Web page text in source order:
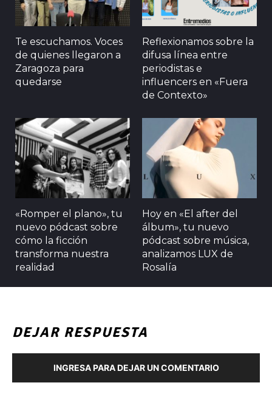
Te escuchamos. Voces
de quienes llegaron a
Zaragoza para
quedarse
Reflexionamos sobre la
difusa línea entre
periodistas e
influencers en «Fuera
de Contexto»
«Romper el plano», tu
nuevo pódcast sobre
cómo la ficción
transforma nuestra
realidad
Hoy en «El after del
álbum», tu nuevo
pódcast sobre música,
analizamos LUX de
Rosalía
DEJAR RESPUESTA
INGRESA PARA DEJAR UN COMENTARIO